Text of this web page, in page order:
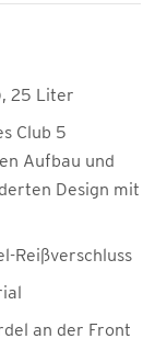
25 Liter
Club 5
Aufbau und
Design mit
Reißverschluss
an der Front